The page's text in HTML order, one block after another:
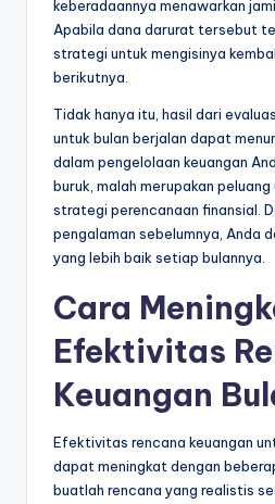
keberadaannya menawarkan
Apabila dana darurat tersebut
strategi untuk mengisinya
berikutnya.
Tidak hanya itu, hasil dari
untuk bulan berjalan dapat
dalam pengelolaan keuangan
buruk, malah merupakan
strategi perencanaan finansial.
pengalaman sebelumnya, Anda
yang lebih baik setiap bulannya.
Cara
Efektivitas
Keuangan
Efektivitas rencana keuangan
dapat meningkat dengan
buatlah rencana yang realistis